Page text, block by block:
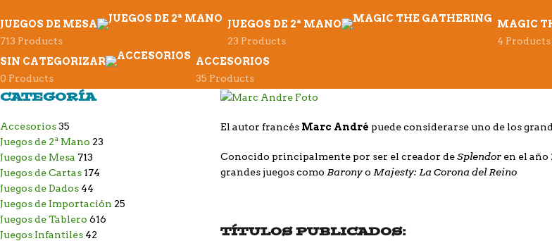
JUEGOS DE MESA
713 Products
JUEGOS DE 2ª MANO
23 Products
MAGIC
4 Products
SIN CATEGORIZAR
0 Products
ACCESORIOS
35 Products
CATEGORÍA
Accesorios35
Juegos de 2ª Mano 23
Juegos de Mesa 713
Juegos de Cartas 174
Juegos de Dados 44
Juegos de Importación 25
Juegos de Tablero 616
Juegos Infantiles 42
El autor francés Marc André puede considerarse uno de los
Conocido principalmente por ser el creador deSplendoren el año
grandes juegos como Baronyo Majesty: La Corona del Reino
TÍTULOS PUBLICADOS: